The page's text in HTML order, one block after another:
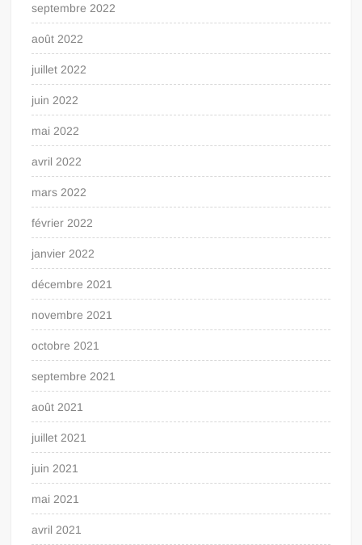
septembre 2022
août 2022
juillet 2022
juin 2022
mai 2022
avril 2022
mars 2022
février 2022
janvier 2022
décembre 2021
novembre 2021
octobre 2021
septembre 2021
août 2021
juillet 2021
juin 2021
mai 2021
avril 2021